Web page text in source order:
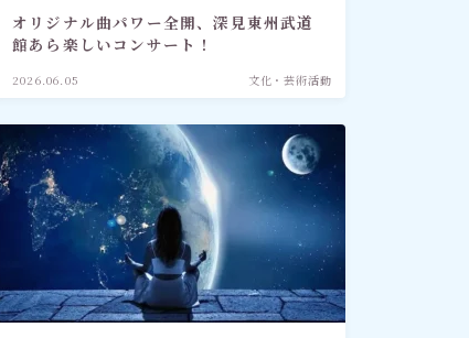
オリジナル曲パワー全開、深見東州武道
館あら楽しいコンサート！
2026.06.05 文化・芸術活動